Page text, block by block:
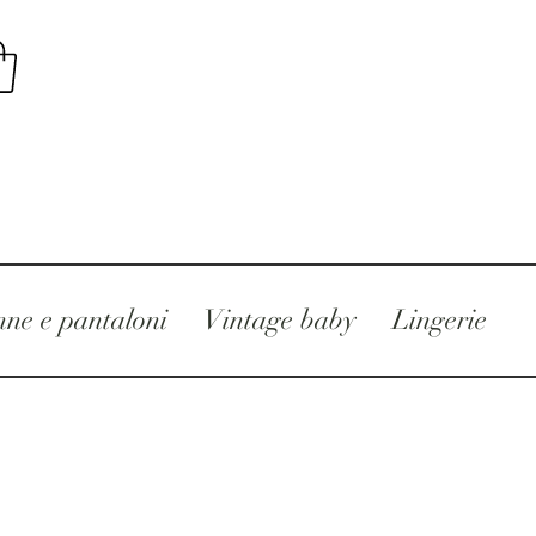
e pantaloni Vintage baby Lingerie